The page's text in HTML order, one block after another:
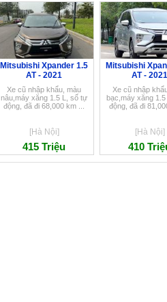
Mitsubishi Xpander 1.5
AT - 2021
Xe cũ nhập khẩu, màu
nâu,máy xăng 1.5 L, số tự
động, đã đi 68,000 km ...
[Hà Nội]
415 Triệu
Mitsubishi
AT - 2021
Xe cũ nhập
bạc,máy xăng
động, đã đi
[Hà Nội]
410